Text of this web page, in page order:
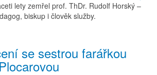
lety zemřel prof. ThDr. Rudolf Horský –
biskup i člověk služby.
se sestrou farářkou